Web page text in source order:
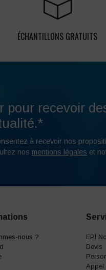
ÉCHANTILLONS GRATUITS
pour recevoir
à recevoir nos
nos mentions légales et
nous ?
EPI
Devis
Appel